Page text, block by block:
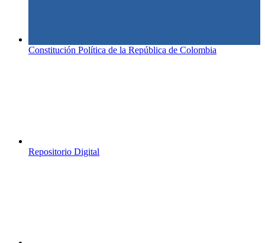
Constitución Política de la República de Colombia
Repositorio Digital